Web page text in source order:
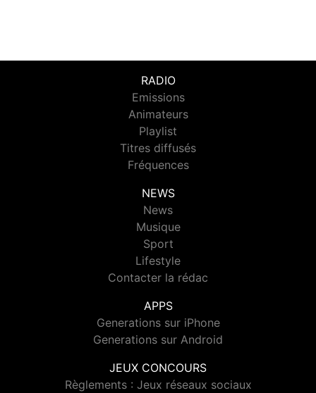
RADIO
Emissions
Animateurs
Playlist
Titres diffusés
Fréquences
NEWS
News
Musique
Sport
Lifestyle
Contacter la rédac
APPS
Generations sur iPhone
Generations sur Android
JEUX CONCOURS
Règlements : Jeux réseaux sociaux